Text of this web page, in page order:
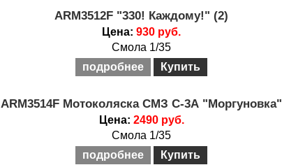
ARM3512F "330! Каждому!" (2)
Цена: 930 руб.
Смола 1/35
подробнее
Купить
ARM3514F Мотоколяска СМЗ С-3А "Моргуновка"
Цена: 2490 руб.
Смола 1/35
подробнее
Купить